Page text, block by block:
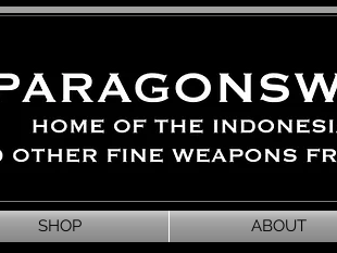
SHOP ABOUT